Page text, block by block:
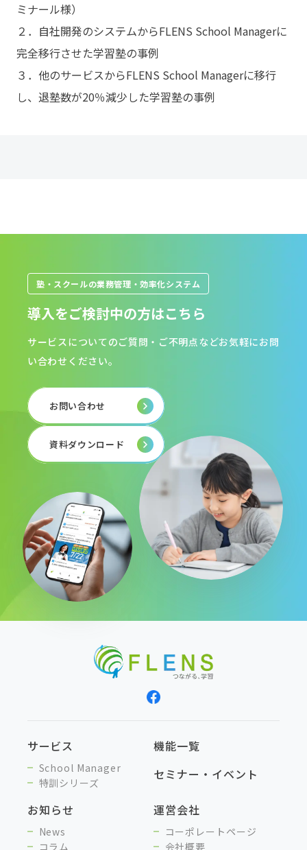
ミナール様）
２．自社開発のシステムからFLENS School Managerに
完全移行させた学習塾の事例
３．他のサービスからFLENS School Managerに移行
し、退塾数が20％減少した学習塾の事例
塾・スクールの業務管理・効率化システム
導入をご検討中の方はこちら
サービスについてのご質問・ご不明点などお気軽にお問
い合わせください。
お問い合わせ
資料ダウンロード
サービス
School Manager
特訓シリーズ
機能一覧
セミナー・イベント
お知らせ
News
コラム
運営会社
コーポレートページ
会社概要